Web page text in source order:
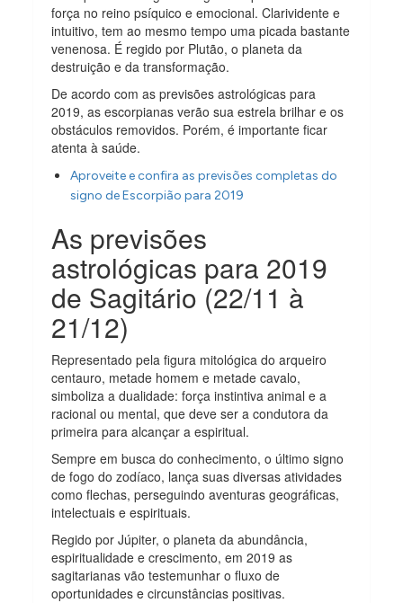
força no reino psíquico e emocional. Clarividente e
intuitivo, tem ao mesmo tempo uma picada bastante
venenosa. É regido por Plutão, o planeta da
destruição e da transformação.
De acordo com as previsões astrológicas para
2019, as escorpianas verão sua estrela brilhar e os
obstáculos removidos. Porém, é importante ficar
atenta à saúde.
Aproveite e confira as previsões completas do
signo de Escorpião para 2019
As previsões
astrológicas para 2019
de Sagitário (22/11 à
21/12)
Representado pela figura mitológica do arqueiro
centauro, metade homem e metade cavalo,
simboliza a dualidade: força instintiva animal e a
racional ou mental, que deve ser a condutora da
primeira para alcançar a espiritual.
Sempre em busca do conhecimento, o último signo
de fogo do zodíaco, lança suas diversas atividades
como flechas, perseguindo aventuras geográficas,
intelectuais e espirituais.
Regido por Júpiter, o planeta da abundância,
espiritualidade e crescimento, em 2019 as
sagitarianas vão testemunhar o fluxo de
oportunidades e circunstâncias positivas.